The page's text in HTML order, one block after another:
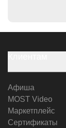
Афиша
MOST Video
Маркетплейс
Сертификаты